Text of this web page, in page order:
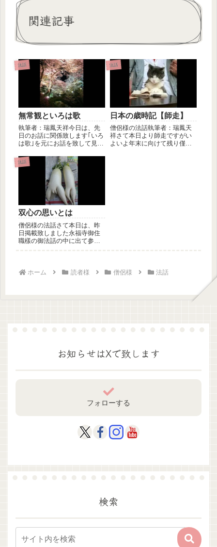
関連記事
法話
無常観といろは歌
執筆者：瑞鳳天祥今日は、先
日のお話に関係致します｢いろ
は歌｣を元にお話を致して見た
容と...
法話
日本の歳時記【師走】
僧侶様の法話執筆者：瑞鳳天
祥さて本日より師走ですがい
よいよ年末に向けて残り僅か
法話
双心の思いとは
僧侶様の法話さて本日は、昨
日掲載致しました永福寺御住
職樣の御法話の中に出て参り
ホーム 読者様 僧侶様 法話
お知らせはXで致します
フォローする
検索